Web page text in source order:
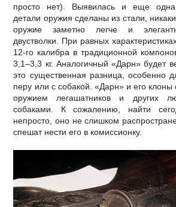
просто нет). Выявилась и еще одна
детали оружия сделаны из стали,
оружие заметно легче и
двустволки. При равных
12-го калибра в традиционной
3,1–3,3 кг. Аналогичный «Дарн» будет
это существенная разница, особенно
перу или с собакой. «Дарн» и его
оружием легашатников и других
собаками. К сожалению, найти
непросто, оно не слишком
спешат нести его в комиссионку.